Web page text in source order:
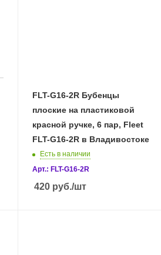
FLT-G16-2R Бубенцы
плоские на пластиковой
красной ручке, 6 пар, Fleet
FLT-G16-2R в Владивостоке
Есть в наличии
Арт.: FLT-G16-2R
420 руб./шт